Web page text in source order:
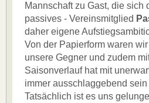
Mannschaft zu Gast, die sich
passives - Vereinsmitglied
daher eigene
Von der Papierform waren
unsere Gegner und zudem
Saisonverlauf hat mit
immer ausschlaggebend sein
Tatsächlich ist es uns